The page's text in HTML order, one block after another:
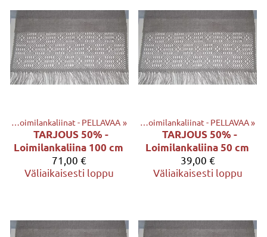
‪» Loimilankaliinat - PELLAVAA ‪»
TARJOUS 50% -
Loimilankaliina 100 cm
71,00 €
Väliaikaisesti loppu
‪» KANKAAT ja LOIMILANKALIINAT ‪» Loimilankaliinat - PELLAVAA‪»
TARJOUS 50% -
Loimilankaliina 50 cm
39,00 €
Väliaikaisesti loppu